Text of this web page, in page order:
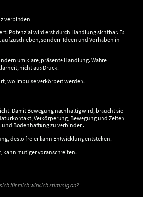
verbinden
Potenzial wird erst durch Handlung sichtbar. Es
sondern Ideen und Vorhaben in
um klare, präsente Handlung. Wahre
nicht aus Druck.
wo Impulse verkörpert werden.
Damit Bewegung nachhaltig wird, braucht sie
Verkörperung, Bewegung und Zeiten
und Bodenhaftung zu verbinden.
desto freier kann Entwicklung entstehen.
kann mutiger voranschreiten.
für mich wirklich stimmig an?